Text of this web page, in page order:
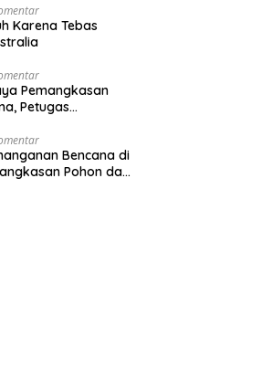
Karena Tebas
Pemangkasan
Petugas
Mobil
Bencana di
Pohon dan